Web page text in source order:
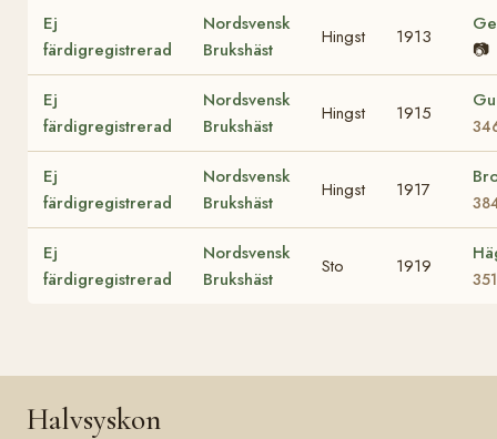
Ej
färdigregistrerad
Nordsvensk
Brukshäst
Hingst 1913
📷
Ej
färdigregistrerad
Nordsvensk
Brukshäst
Hingst 1915
Ej
färdigregistrerad
Nordsvensk
Brukshäst
Hingst 1917
Ej
färdigregistrerad
Nordsvensk
Brukshäst
Sto 1919
351
Halvsyskon